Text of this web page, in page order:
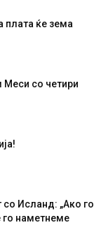
плата ќе зема
Меси со четири
со Исланд: „Ако го
го наметнеме